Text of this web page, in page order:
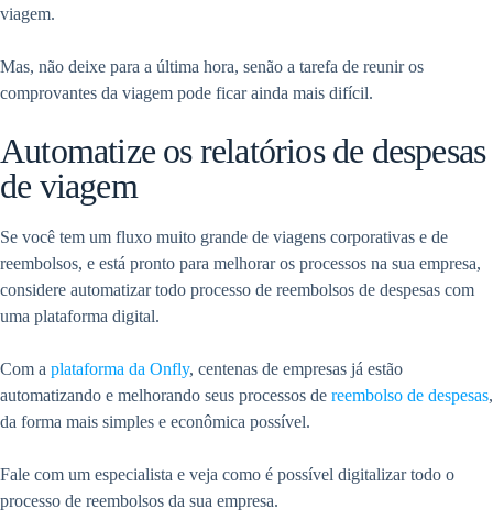
viagem.
Mas, não deixe para a última hora, senão a tarefa de reunir os
comprovantes da viagem pode ficar ainda mais difícil.
Automatize os relatórios de despesas
de viagem
Se você tem um fluxo muito grande de viagens corporativas e de
reembolsos, e está pronto para melhorar os processos na sua empresa,
considere automatizar todo processo de reembolsos de despesas com
uma plataforma digital.
Com a plataforma da Onfly, centenas de empresas já estão
automatizando e melhorando seus processos de reembolso de despesas,
da forma mais simples e econômica possível.
Fale com um especialista e veja como é possível digitalizar todo o
processo de reembolsos da sua empresa.